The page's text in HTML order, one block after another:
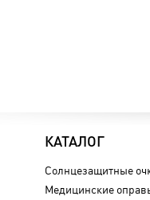
КАТАЛОГ
Солнцезащитные
Медицинские